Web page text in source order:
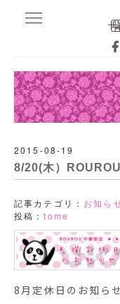
2015-08-19
8/20(木）
記事カテゴリ： お知ら
投稿：tome
8月定休日のお知ら